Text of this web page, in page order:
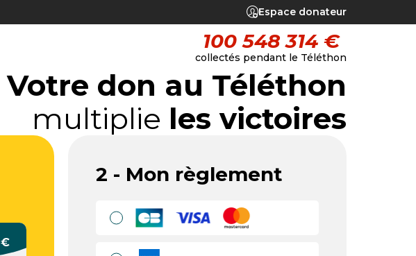
Espace donateur
100 548 314 €
collectés pendant le Téléthon
Votre don au Téléthon
multiplie les victoires
€
2 - Mon règlement